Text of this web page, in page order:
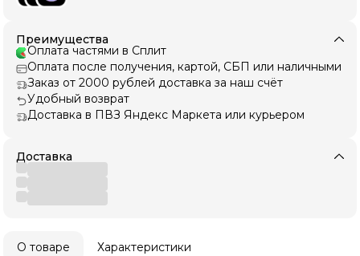
Преимущества
Оплата частями в Сплит
Оплата после получения, картой, СБП или наличными
Заказ от 2000 рублей доставка за наш счёт
Удобный возврат
Доставка в ПВЗ Яндекс Маркета или курьером
Доставка
О товаре Характеристики